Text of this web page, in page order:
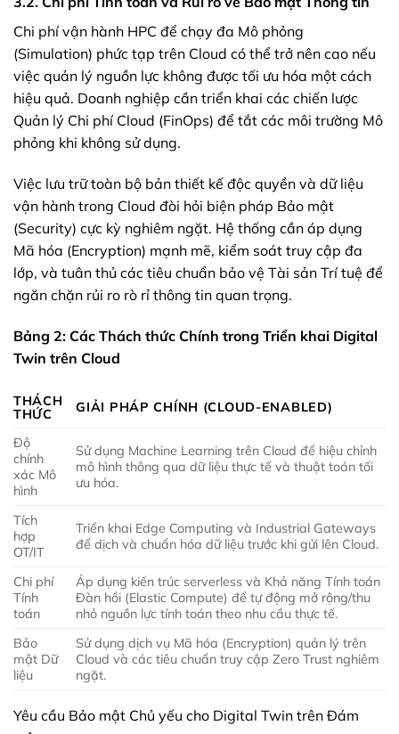
Chi phí vận hành HPC để chạy đa Mô phỏng
(Simulation) phức tạp trên Cloud có thể trở nên cao nếu
việc quản lý nguồn lực không được tối ưu hóa một cách
hiệu quả. Doanh nghiệp cần triển khai các chiến lược
Quản lý Chi phí Cloud (FinOps) để tắt các môi trường Mô
phỏng khi không sử dụng.
Việc lưu trữ toàn bộ bản thiết kế độc quyền và dữ liệu
vận hành trong Cloud đòi hỏi biện pháp Bảo mật
(Security) cực kỳ nghiêm ngặt. Hệ thống cần áp dụng
Mã hóa (Encryption) mạnh mẽ, kiểm soát truy cập đa
lớp, và tuân thủ các tiêu chuẩn bảo vệ Tài sản Trí tuệ để
ngăn chặn rủi ro rò rỉ thông tin quan trọng.
Bảng 2: Các Thách thức Chính trong Triển khai Digital
Twin trên Cloud
THÁCH
THỨC
GIẢI PHÁP CHÍNH (CLOUD-ENABLED)
Độ
chính
xác Mô
hình
Sử dụng Machine Learning trên Cloud để hiệu chỉnh
mô hình thông qua dữ liệu thực tế và thuật toán tối
ưu hóa.
Tích
hợp
OT/IT
Triển khai Edge Computing và Industrial Gateways
để dịch và chuẩn hóa dữ liệu trước khi gửi lên Cloud.
Chi phí
Tính
toán
Áp dụng kiến trúc serverless và Khả năng Tính toán
Đàn hồi (Elastic Compute) để tự động mở rộng/thu
nhỏ nguồn lực tính toán theo nhu cầu thực tế.
Bảo
mật Dữ
liệu
Sử dụng dịch vụ Mã hóa (Encryption) quản lý trên
Cloud và các tiêu chuẩn truy cập Zero Trust nghiêm
ngặt.
Yêu cầu Bảo mật Chủ yếu cho Digital Twin trên Đám